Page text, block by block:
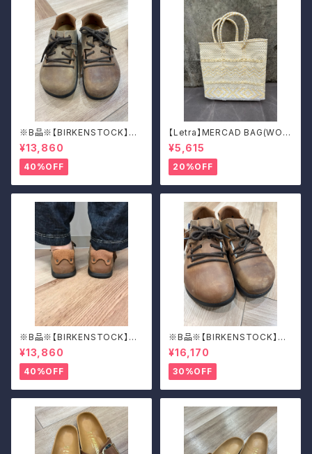
※B品※【BIRKENSTOCK】Mo
ntana/CUOIO 38
¥13,860
40%OFF
【Letra】MERCAD BAG(WOV
EN)
¥5,615
20%OFF
※B品※【BIRKENSTOCK】Mo
ntana/CUOIO 37
¥13,860
40%OFF
※B品※【BIRKENSTOCK】Mo
ntana/CUOIO 39
¥16,170
30%OFF